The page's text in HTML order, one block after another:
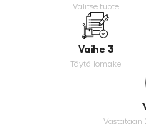
Valitse tuote
Vaihe 3
Täytä lomake
Vastataan